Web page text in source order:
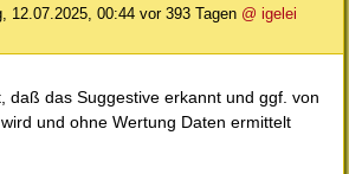
12.07.2025, 00:44 vor 393 Tagen @ igelei
daß das Suggestive erkannt und ggf. von
und ohne Wertung Daten ermittelt